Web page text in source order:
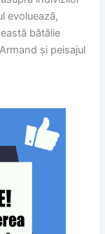
evoluează,
bătălie
și peisajul